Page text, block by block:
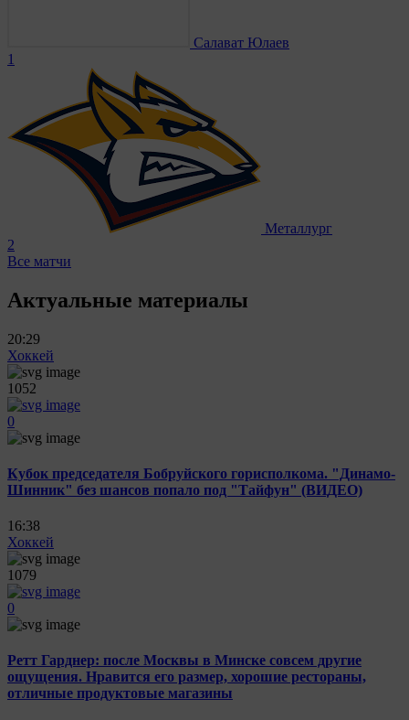
Салават Юлаев
1
Металлург
2
Все матчи
Актуальные материалы
20:29
Хоккей
1052
0
Кубок председателя Бобруйского горисполкома. "Динамо-
Шинник" без шансов попало под "Тайфун" (ВИДЕО)
16:38
Хоккей
1079
0
Ретт Гарднер: после Москвы в Минске совсем другие
ощущения. Нравится его размер, хорошие рестораны,
отличные продуктовые магазины